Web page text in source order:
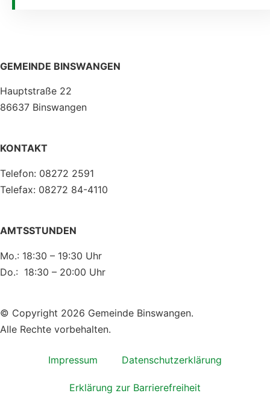
GEMEINDE BINSWANGEN
Hauptstraße 22
86637 Binswangen
KONTAKT
Telefon: 08272 2591
Telefax: 08272 84-4110
AMTSSTUNDEN
Mo.: 18:30 – 19:30 Uhr
Do.: 18:30 – 20:00 Uhr
© Copyright 2026 Gemeinde Binswangen.
Alle Rechte vorbehalten.
Impressum Datenschutzerklärung
Erklärung zur Barrierefreiheit